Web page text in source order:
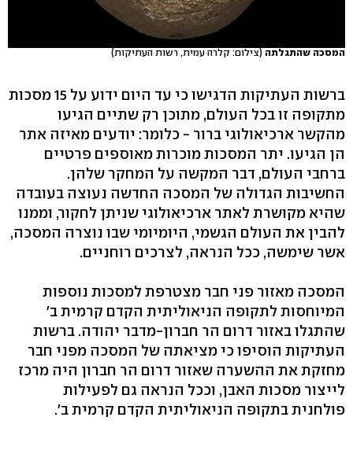
המסכה שהתגלתה (צילום: קלרה עמית, רשות העתיקות)
ברשות העתיקות הדגישו כי עד היום ידוע על 15 מסכות
מתקופה זו בכל העולם, מתוכן רק שתיים הגיעו
מהקשר ארכיאולוגי ברור - כלומר: יודעים מאיזה אתר
הן הגיעו. יתר המסכות מוכרות מאוספים פרטיים
ברחבי העולם, דבר המקשה על המחקר שלהן.
החשיבות הגדולה של המסכה החדשה נעוצה בעובדה
שהיא מקושרת לאתר ארכיאולוגי שניתן לחקור, וממנו
להבין את העולם הגשמי, היומיומי שבו נוצרה המסכה,
אשר שימשה, ככל הנראה, לצרכים רוחניים.
המסכה מאזור פני חבר מצטרפת למסכות נוספות
המיוחסות לתקופה הניאוליתית הקדם קרמית ב'
שהתגלו באזור דרום הר חברון-מדבר יהודה. ברשות
העתיקות הוסיפו כי מציאתה של המסכה מפני חבר
מחזקת את ההשערה שאזור דרום הר חברון היה מרכז
לייצור מסכות האבן, וככל הנראה גם לפעילות
פולחנית בתקופה הניאוליתית הקדם קרמית ב'.